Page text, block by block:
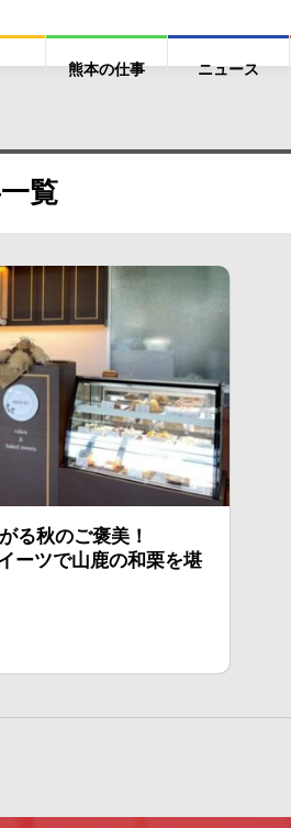
熊本の仕事 ニュース
覧
る秋のご褒美！
ーツで山鹿の和栗を堪